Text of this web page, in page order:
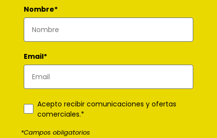
Nombre*
Email*
Acepto recibir comunicaciones y ofertas
comerciales.*
*Campos obligatorios